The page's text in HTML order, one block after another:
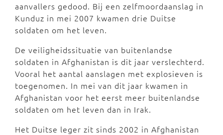
aanvallers gedood. Bij een zelfmoordaanslag in
Kunduz in mei 2007 kwamen drie Duitse
soldaten om het leven.
De veiligheidssituatie van buitenlandse
soldaten in Afghanistan is dit jaar verslechterd.
Vooral het aantal aanslagen met explosieven is
toegenomen. In mei van dit jaar kwamen in
Afghanistan voor het eerst meer buitenlandse
soldaten om het leven dan in Irak.
Het Duitse leger zit sinds 2002 in Afghanistan